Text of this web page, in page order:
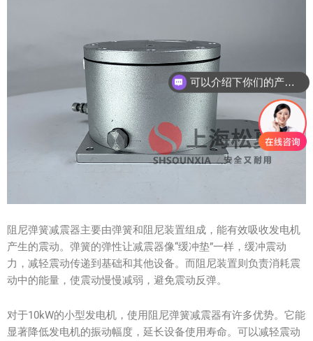
阻尼弹簧减震器主要由弹簧和阻尼装置组成，能有效吸收发电机
产生的震动。弹簧的弹性让减震器像“缓冲垫”一样，缓冲震动
力，减轻震动传递到基础和其他设备。而阻尼装置则负责消耗震
动中的能量，使震动慢慢减弱，避免震动反弹。
对于10kW的小型发电机，使用阻尼弹簧减震器有许多优势。它能
显著降低发电机的振动幅度，延长设备使用寿命。可以减轻震动
可以介绍下你们的产品么？